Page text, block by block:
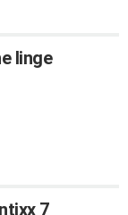
linge
7